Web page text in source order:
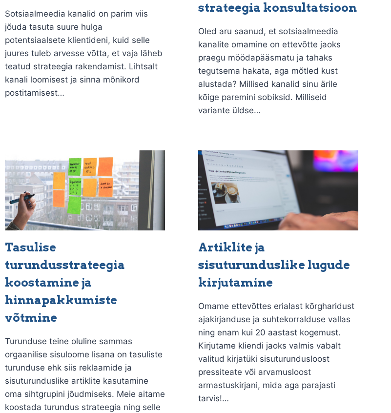
Sotsiaalmeedia kanalid on parim viis
jõuda tasuta suure hulga
potentsiaalsete klientideni, kuid selle
juures tuleb arvesse võtta, et vaja läheb
teatud strateegia rakendamist. Lihtsalt
kanali loomisest ja sinna mõnikord
postitamisest…
strateegia konsultatsioon
Oled aru saanud, et sotsiaalmeedia
kanalite omamine on ettevõtte jaoks
praegu möödapääsmatu ja tahaks
tegutsema hakata, aga mõtled kust
alustada? Millised kanalid sinu ärile
kõige paremini sobiksid. Milliseid
variante üldse…
Tasulise
turundusstrateegia
koostamine ja
hinnapakkumiste
võtmine
Turunduse teine oluline sammas
orgaanilise sisuloome lisana on tasuliste
turunduse ehk siis reklaamide ja
sisuturunduslike artiklite kasutamine
oma sihtgrupini jõudmiseks. Meie aitame
koostada turundus strateegia ning selle
Artiklite ja
sisuturunduslike lugude
kirjutamine
Omame ettevõttes erialast kõrgharidust
ajakirjanduse ja suhtekorralduse vallas
ning enam kui 20 aastast kogemust.
Kirjutame kliendi jaoks valmis vabalt
valitud kirjatüki sisuturundusloost
pressiteate või arvamusloost
armastuskirjani, mida aga parajasti
tarvis!…